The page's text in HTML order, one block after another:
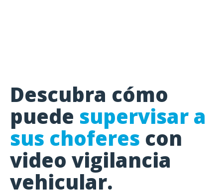
Descubra cómo
puede supervisar a
sus choferes con
video vigilancia
vehicular.